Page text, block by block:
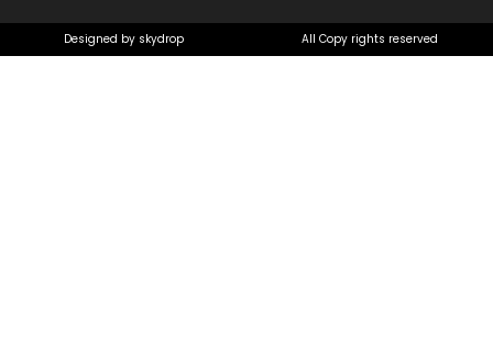
Designed by skydrop All Copy rights reserved